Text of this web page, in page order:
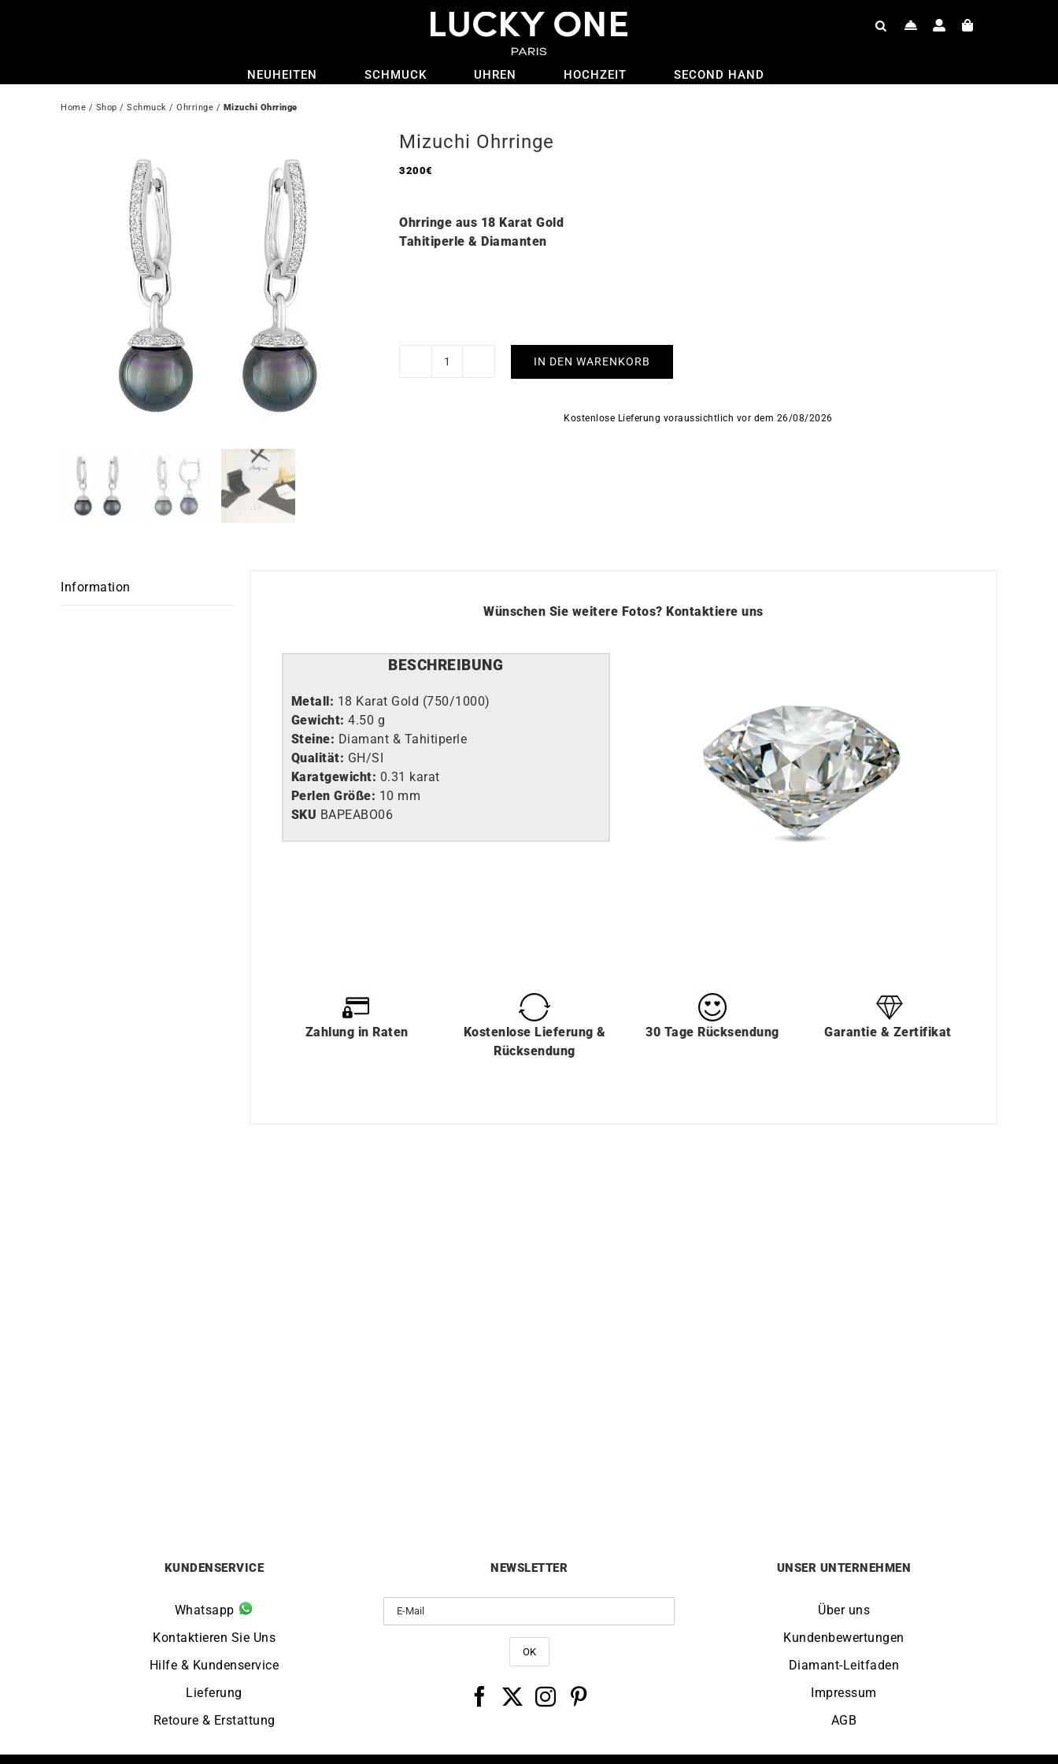
NEUHEITEN SCHMUCK UHREN HOCHZEIT SECOND HAND
Home / Shop / Schmuck / Ohrringe / Mizuchi Ohrringe
Mizuchi Ohrringe
3200€
Ohrringe aus 18 Karat Gold
Tahitiperle & Diamanten
Mizuchi
IN DEN WARENKORB
Kostenlose Lieferung voraussichtlich vor dem 26/08/2026
Information
Wünschen Sie weitere Fotos?Kontaktiere uns
BESCHREIBUNG
Metall: 18 Karat Gold (750/1000)
Gewicht:4.50 g
Steine: Diamant & Tahitiperle
Qualität: GH/SI
Karatgewicht: 0.31 karat
Perlen Größe: 10 mm
SKU BAPEABO06
Zahlung in Raten
Kostenlose Lieferung &
Rücksendung
30 Tage Rücksendung Garantie & Zertifikat
KUNDENSERVICE
Whatsapp
Kontaktieren Sie Uns
Hilfe & Kundenservice
Lieferung
Retoure & Erstattung
NEWSLETTER UNSER UNTERNEHMEN
Über uns
Kundenbewertungen
Diamant-Leitfaden
Impressum
AGB